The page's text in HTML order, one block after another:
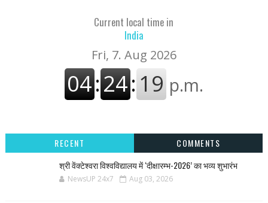
Current local time in
India
RECENT
COMMENTS
श्री वेंक्टेश्वरा विश्वविद्यालय में ‘दीक्षारम्भ-2026’ का भव्य शुभारंभ
NewsUP 24x7 Aug 03, 2026